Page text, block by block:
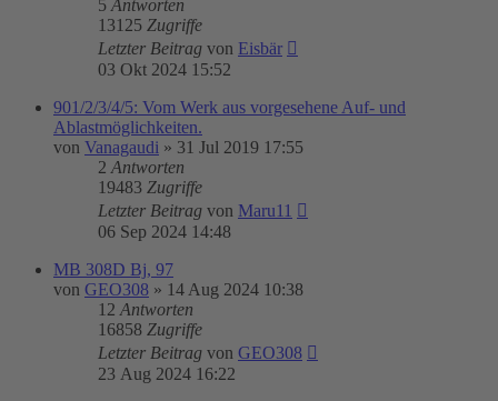
5 Antworten
13125 Zugriffe
Letzter Beitrag von Eisbär
03 Okt 2024 15:52
901/2/3/4/5: Vom Werk aus vorgesehene Auf- und
Ablastmöglichkeiten.
von Vanagaudi » 31 Jul 2019 17:55
2 Antworten
19483 Zugriffe
Letzter Beitrag von Maru11
06 Sep 2024 14:48
MB 308D Bj, 97
von GEO308 » 14 Aug 2024 10:38
12 Antworten
16858 Zugriffe
Letzter Beitrag von GEO308
23 Aug 2024 16:22